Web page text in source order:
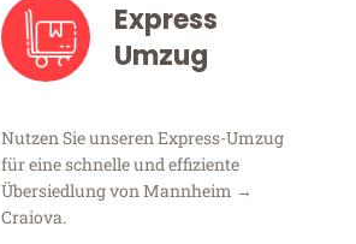
Express
Umzug
Nutzen Sie unseren Express-Umzug
für eine schnelle und effiziente
Übersiedlung von Mannheim →
Craiova.